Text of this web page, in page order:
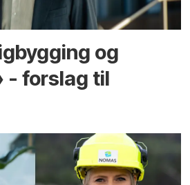
og
- forslag til